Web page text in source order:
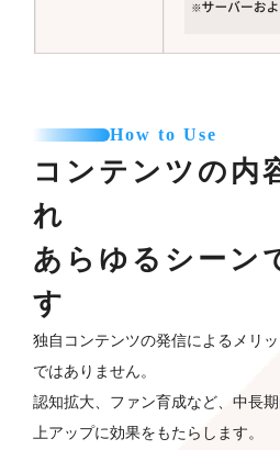
How to Use
コンテンツの内
れ
あらゆるシーン
す
独自コンテンツの発信によるメリ
ではありません。
認知拡大、ファン育成など、中長
上アップに効果をもたらします。